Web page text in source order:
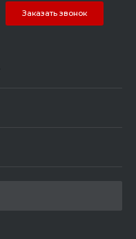
Заказать звонок